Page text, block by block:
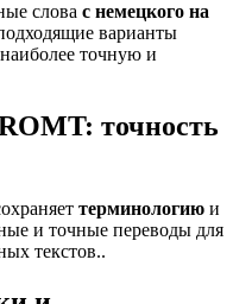
слова с немецкого на
варианты
точную и
точность
терминологию и
и точные переводы для
текстов..